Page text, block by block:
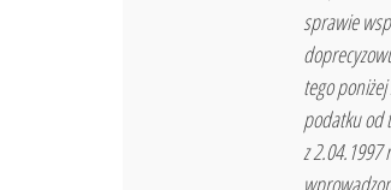
sprawie
tego
podatku od
z 2.04.1997